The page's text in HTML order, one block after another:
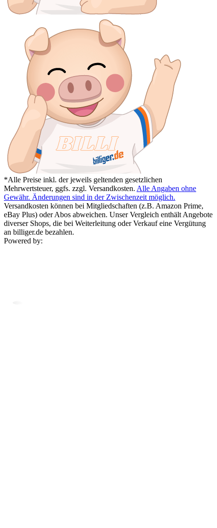
*Alle Preise inkl. der jeweils geltenden gesetzlichen
Mehrwertsteuer, ggfs. zzgl. Versandkosten. Alle Angaben ohne
Gewähr. Änderungen sind in der Zwischenzeit möglich.
Versandkosten können bei Mitgliedschaften (z.B. Amazon Prime,
eBay Plus) oder Abos abweichen. Unser Vergleich enthält Angebote
diverser Shops, die bei Weiterleitung oder Verkauf eine Vergütung
an billiger.de bezahlen.
Powered by: